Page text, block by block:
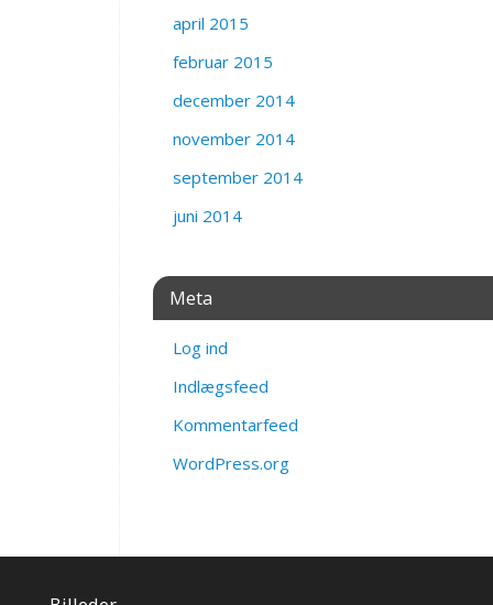
april 2015
februar 2015
december 2014
november 2014
september 2014
juni 2014
Meta
Log ind
Indlægsfeed
Kommentarfeed
WordPress.org